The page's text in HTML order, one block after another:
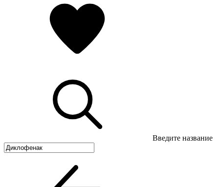
Введите название